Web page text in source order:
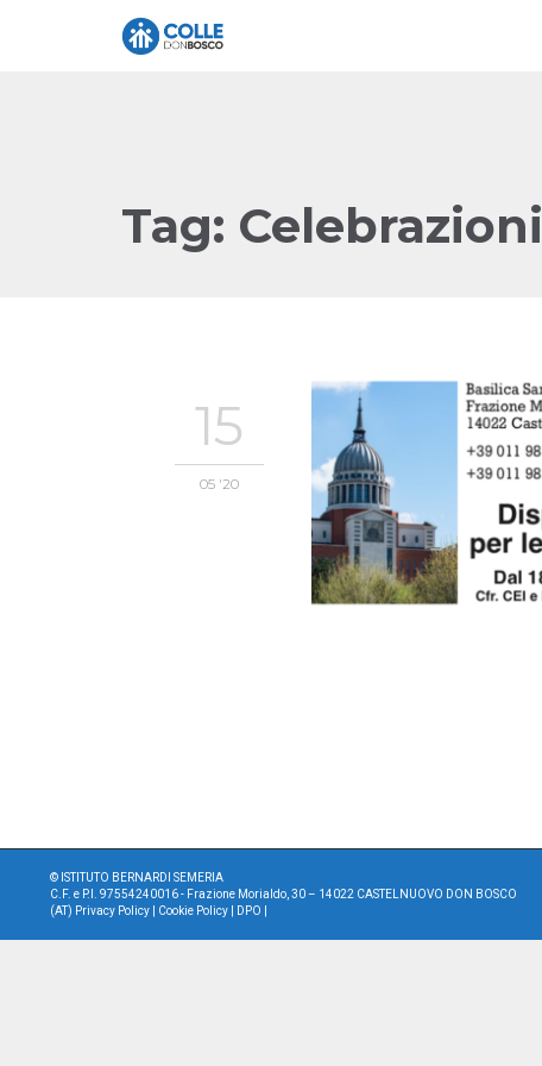
Tag: Celebrazioni
15
05 '20
© ISTITUTO BERNARDI SEMERIA
C.F. e P.I. 97554240016 - Frazione Morialdo, 30 – 14022 CASTELNUOVO DON BOSCO
(AT) Privacy Policy Cookie Policy DPO